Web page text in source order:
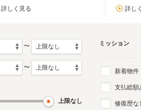
詳しく見る 詳し
〜
〜
上限なし
ミッション
新着物件
支払総額
修復歴な